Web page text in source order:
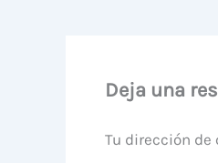
Deja una
Tu dirección de